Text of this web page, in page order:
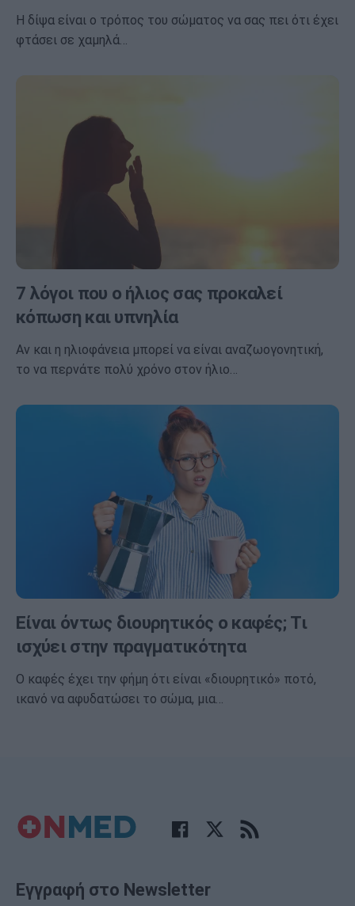
Η δίψα είναι ο τρόπος του σώματος να σας πει ότι έχει
φτάσει σε χαμηλά…
7 λόγοι που ο ήλιος σας προκαλεί
κόπωση και υπνηλία
Αν και η ηλιοφάνεια μπορεί να είναι αναζωογονητική,
το να περνάτε πολύ χρόνο στον ήλιο…
Είναι όντως διουρητικός ο καφές; Τι
ισχύει στην πραγματικότητα
Ο καφές έχει την φήμη ότι είναι «διουρητικό» ποτό,
ικανό να αφυδατώσει το σώμα, μια…
Εγγραφή στο Newsletter